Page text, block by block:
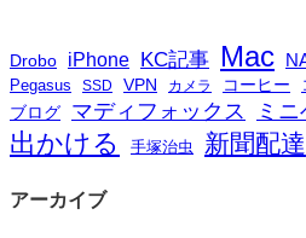
Drobo iPhone KC記事 Mac
Pegasus SSD VPN カメラ コーヒー
ブログ
マディフォックス ミニ
出かける 手塚治虫 新聞配達
アーカイブ